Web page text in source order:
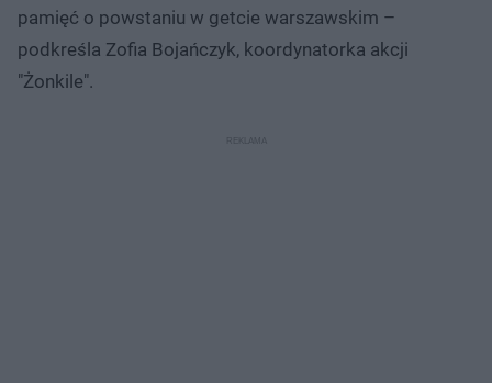
pamięć o powstaniu w getcie warszawskim –
podkreśla Zofia Bojańczyk, koordynatorka akcji
"Żonkile".